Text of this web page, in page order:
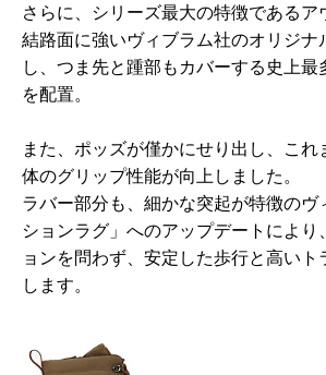
さらに、シリーズ最大の特徴であるア
結路面に強いヴィブラム社のオリジナ
し、つま先と踵部もカバーする史上最
を配置。
また、ポッズが僅かにせり出し、これ
体のグリップ性能が向上しました。
ラバー部分も、細かな突起が特徴のヴ
ションラグ」へのアップデートにより
ョンを問わず、安定した歩行と高いト
します。